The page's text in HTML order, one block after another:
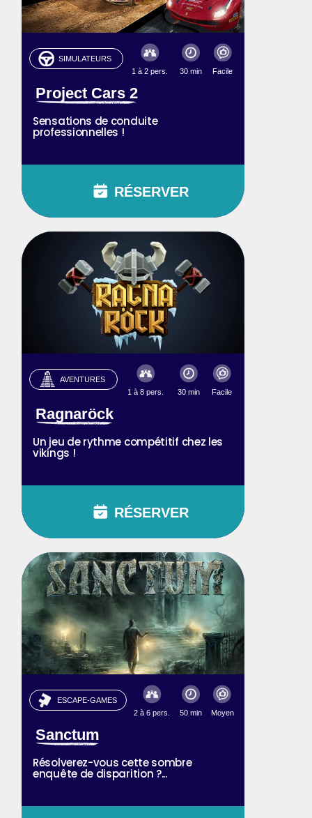
SIMULATEURS
1 à 2 pers.
30 min Facile
Project Cars 2
Sensations de conduite
professionnelles !
RÉSERVER
AVENTURES
1 à 8 pers.
30 min Facile
Ragnaröck
Un jeu de rythme compétitif chez les
vikings !
RÉSERVER
ESCAPE-GAMES
2 à 6 pers.
50 min Moyen
Sanctum
Résolverez-vous cette sombre
enquête de disparition ?...